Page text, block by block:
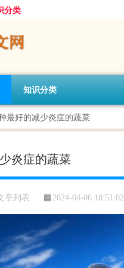
分类
知识分类
最好的减少炎症的蔬菜
炎症的蔬菜
章列表 2024-04-06 18:51:02